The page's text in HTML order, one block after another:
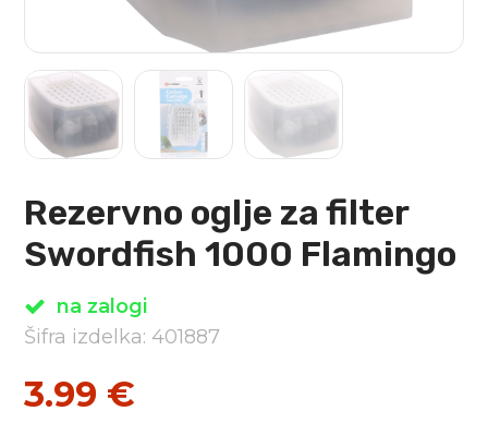
Rezervno oglje za filter
Swordfish 1000 Flamingo
na zalogi
Šifra izdelka: 401887
3.99 €